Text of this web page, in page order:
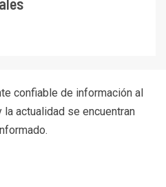
confiable de información al
actualidad se encuentran